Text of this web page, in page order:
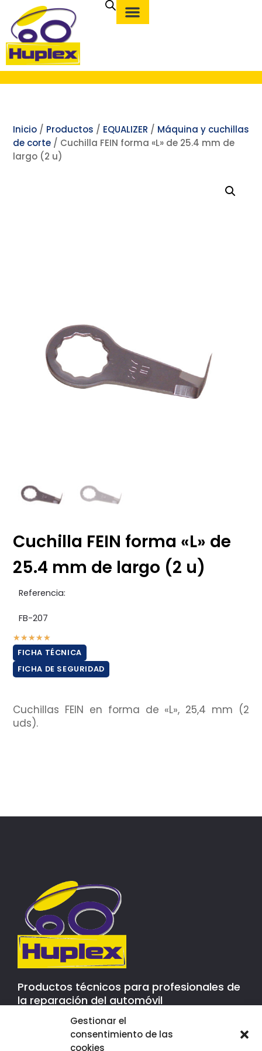
Gestionar el
consentimiento de las
cookies
Inicio / Productos / EQUALIZER / Máquina y cuchillas
de corte / Cuchilla FEIN forma «L» de 25.4 mm de
largo (2 u)
Cuchilla FEIN forma «L» de
25.4 mm de largo (2 u)
Referencia:
FB-207
★★★★★
FICHA TÉCNICA
FICHA DE SEGURIDAD
Cuchillas FEIN en forma de «L», 25,4 mm (2
uds).
Productos técnicos para profesionales de
la reparación del automóvil
Contacto